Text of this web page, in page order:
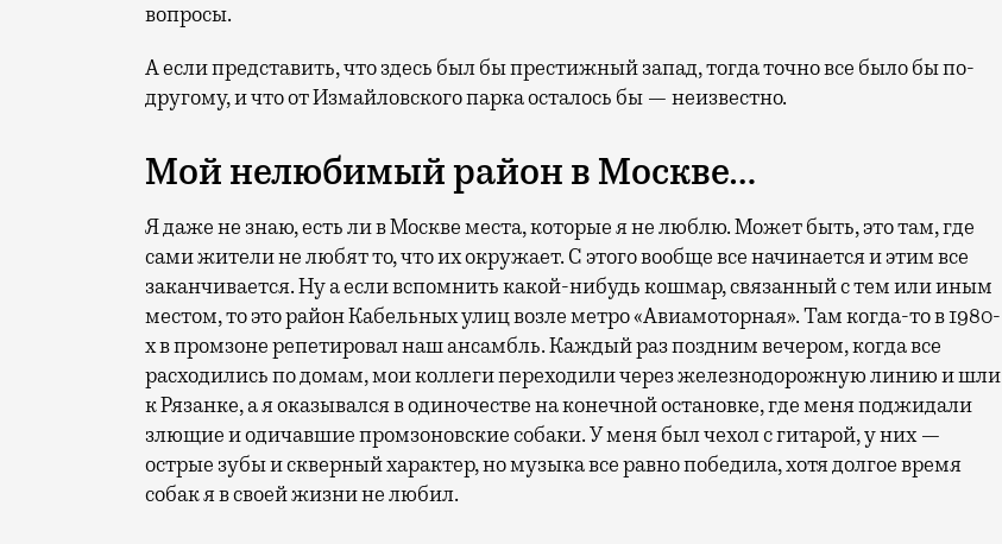
вопросы.
А если представить, что здесь был бы престижный запад, тогда точно все было бы по-
другому, и что от Измайловского парка осталось бы — неизвестно.
Мой нелюбимый район в Москве…
Я даже не знаю, есть ли в Москве места, которые я не люблю. Может быть, это там, где
сами жители не любят то, что их окружает. С этого вообще все начинается и этим все
заканчивается. Ну а если вспомнить какой-нибудь кошмар, связанный с тем или иным
местом, то это район Кабельных улиц возле метро «Авиамоторная». Там когда-то в 1980-
х в промзоне репетировал наш ансамбль. Каждый раз поздним вечером, когда все
расходились по домам, мои коллеги переходили через железнодорожную линию и шли
к Рязанке, а я оказывался в одиночестве на конечной остановке, где меня поджидали
злющие и одичавшие промзоновские собаки. У меня был чехол с гитарой, у них —
острые зубы и скверный характер, но музыка все равно победила, хотя долгое время
собак я в своей жизни не любил.